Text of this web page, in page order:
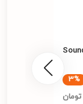
3%
تومان